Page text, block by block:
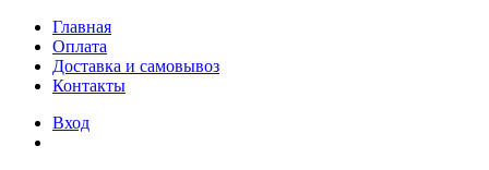
Главная
Оплата
Доставка и самовывоз
Контакты
Вход